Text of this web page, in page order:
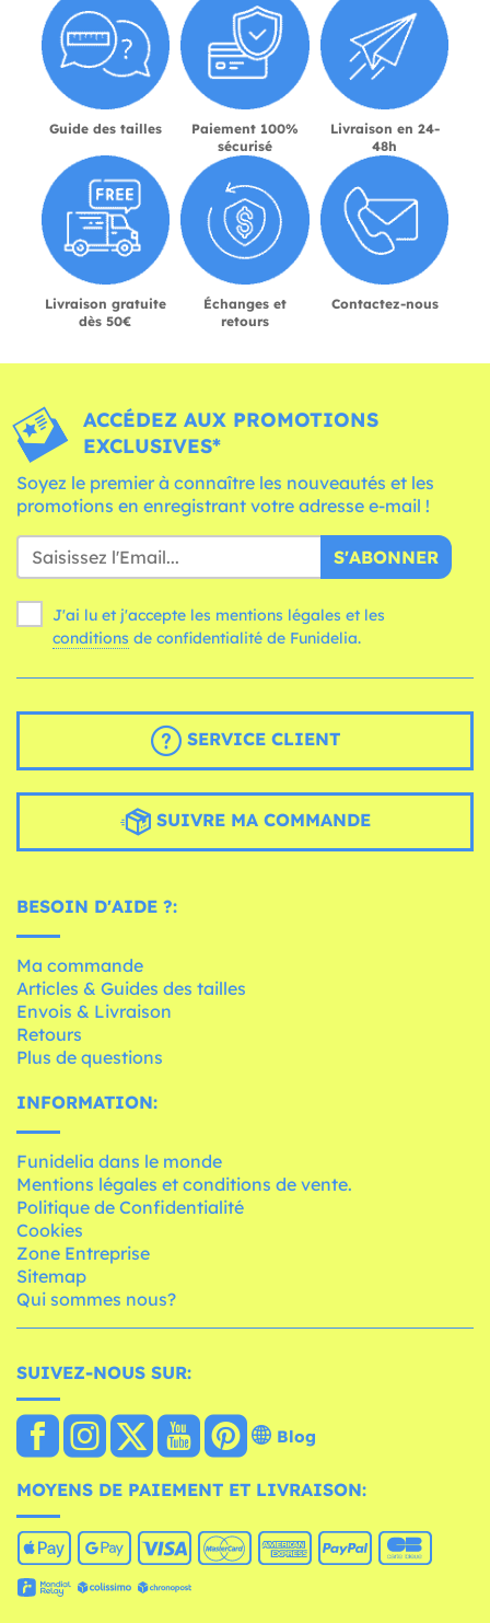
Guide des tailles
Paiement 100%
sécurisé
Livraison en 24-
48h
Livraison gratuite
dès 50€
Échanges et
retours
Contactez-nous
ACCÉDEZ AUX PROMOTIONS
EXCLUSIVES*
Soyez le premier à connaître les nouveautés et les
promotions en enregistrant votre adresse e-mail !
S'ABONNER
J'ai lu et j'accepte les mentions légales et les
conditions de confidentialité de Funidelia.
SERVICE CLIENT
SUIVRE MA COMMANDE
BESOIN D'AIDE ?:
Ma commande
Articles & Guides des tailles
Envois & Livraison
Retours
Plus de questions
INFORMATION:
Funidelia dans le monde
Mentions légales et conditions de vente.
Politique de Confidentialité
Cookies
Zone Entreprise
Sitemap
Qui sommes nous?
SUIVEZ-NOUS SUR:
Blog
MOYENS DE PAIEMENT ET LIVRAISON: